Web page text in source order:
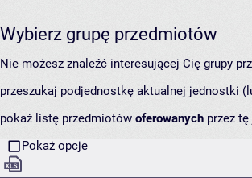
Wybierz grupę przedmiotów
Nie możesz znaleźć interesującej Cię grupy
przeszukaj podjednostkę aktualnej jednostki
pokaż listę przedmiotów oferowanych przez
Pokaż opcje